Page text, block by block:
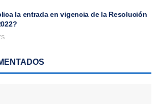
la entrada en vigencia de la Resolución